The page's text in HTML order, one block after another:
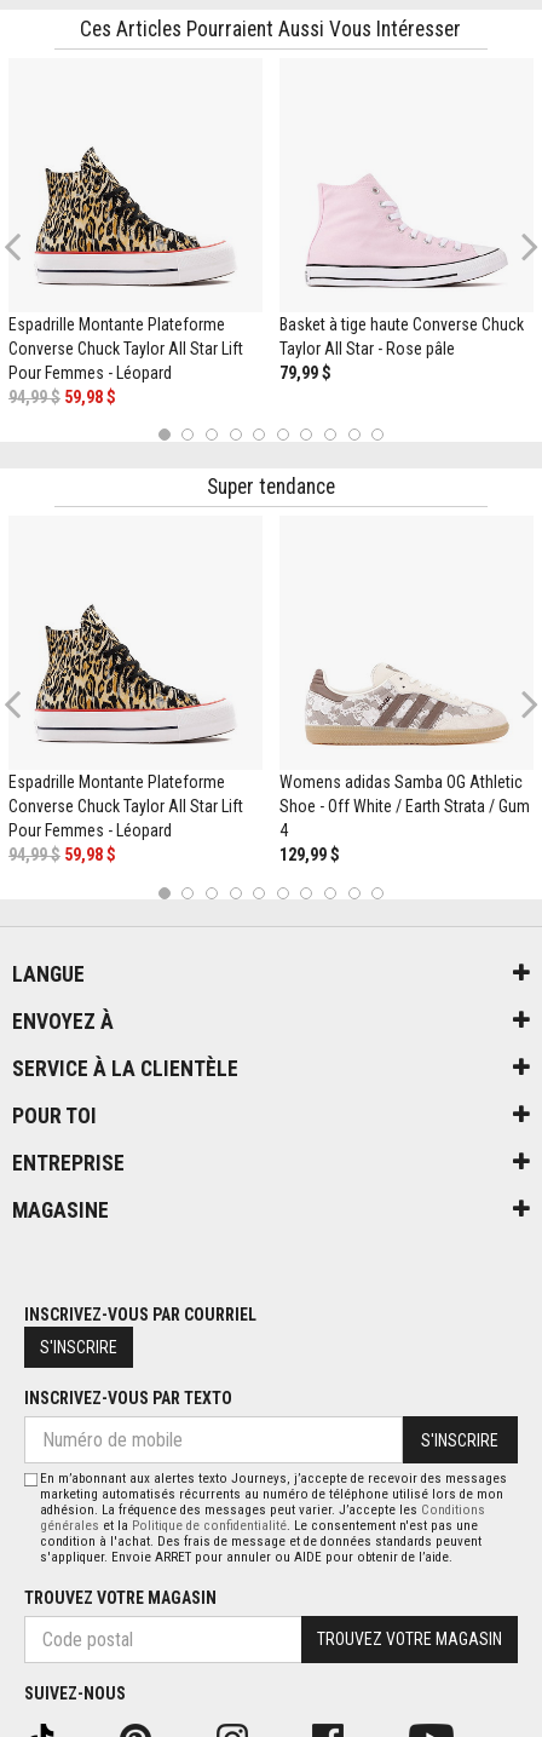
Ces Articles Pourraient Aussi Vous Intéresser
Previous
Espadrille Montante Plateforme
Converse Chuck Taylor All Star Lift
Pour Femmes - Léopard
94,99 $ 59,98 $
Basket à tige haute Converse Chuck
Taylor All Star - Rose pâle
79,99 $
Super tendance
Previous
Espadrille Montante Plateforme
Converse Chuck Taylor All Star Lift
Pour Femmes - Léopard
94,99 $ 59,98 $
Womens adidas Samba OG Athletic
Shoe - Off White / Earth Strata / Gum
4
129,99 $
LANGUE
ENVOYEZ À
SERVICE À LA CLIENTÈLE
POUR TOI
ENTREPRISE
MAGASINE
INSCRIVEZ-VOUS PAR COURRIEL
S'INSCRIRE
INSCRIVEZ-VOUS PAR TEXTO
S'INSCRIRE
En m’abonnant aux alertes texto Journeys, j’accepte de recevoir des messages
marketing automatisés récurrents au numéro de téléphone utilisé lors de mon
adhésion. La fréquence des messages peut varier. J’accepte les Conditions
générales et la Politique de confidentialité. Le consentement n'est pas une
condition à l'achat. Des frais de message et de données standards peuvent
s'appliquer. Envoie ARRET pour annuler ou AIDE pour obtenir de l’aide.
TROUVEZ VOTRE MAGASIN
TROUVEZ VOTRE MAGASIN
SUIVEZ-NOUS